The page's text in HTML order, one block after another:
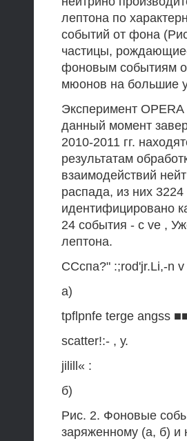
лептона по
событий от фона
частицы,
фоновым событиям
мюонов на большие
Эксперимент
данный момент
2010-2011 гг.
результатам
взаимодействий
распада, из них
идентифицировано
24 события - с ve ,
лептона.
ССспа?" :;rod'jr.Li,-n
а)
tpflpnfe terge angss
scatter!:- , у.
jilill« :
б)
Рис. 2. Фоновые
заряженному (а, б) и